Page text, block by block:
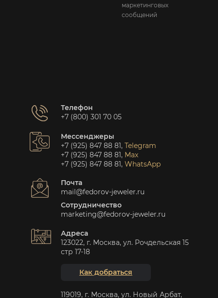
маркетинговых
сообщений
Телефон
+7 (800) 301 70 05
Мессенджеры
+7 (925) 847 88 81, Telegram
+7 (925) 847 88 81, Max
+7 (925) 847 88 81, WhatsApp
Почта
mail@fedorov-jeweler.ru
Сотрудничество
marketing@fedorov-jeweler.ru
Адреса
123022, г. Москва, ул. Рочдельская 15
стр 17-18
Как добраться
119019, г. Москва, ул. Новый Арбат,